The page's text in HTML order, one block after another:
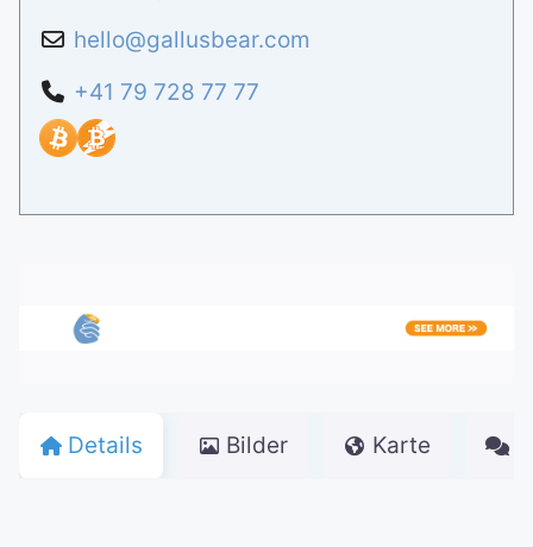
hello@gallusbear.com
+41 79 728 77 77
Details Bilder Karte